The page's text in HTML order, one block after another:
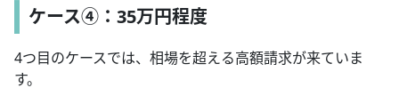
ケース④：35万円程度
4つ目のケースでは、相場を超える高額請求が来ていま
す。